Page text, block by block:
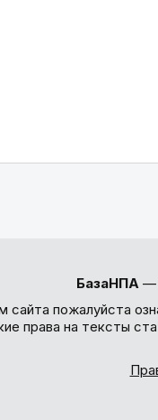
БазаНПА—
сайта пожалуйста
права на тексты